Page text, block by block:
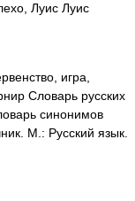
Луис Луис
игра,
Словарь русских
синонимов
М.: Русский язык.